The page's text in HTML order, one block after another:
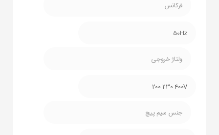
فرکانس
50Hz
ولتاژ خروجی
200-230-400V
جنس سیم پیچ